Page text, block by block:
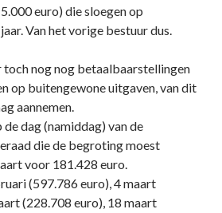
euro) die sloegen op
Van het vorige bestuur dus.
toch nog nog betaalbaarstellingen
op buitengewone uitgaven, van dit
aannemen.
dag (namiddag) van de
die de begroting moest
voor 181.428 euro.
(597.786 euro), 4 maart
(228.708 euro), 18 maart